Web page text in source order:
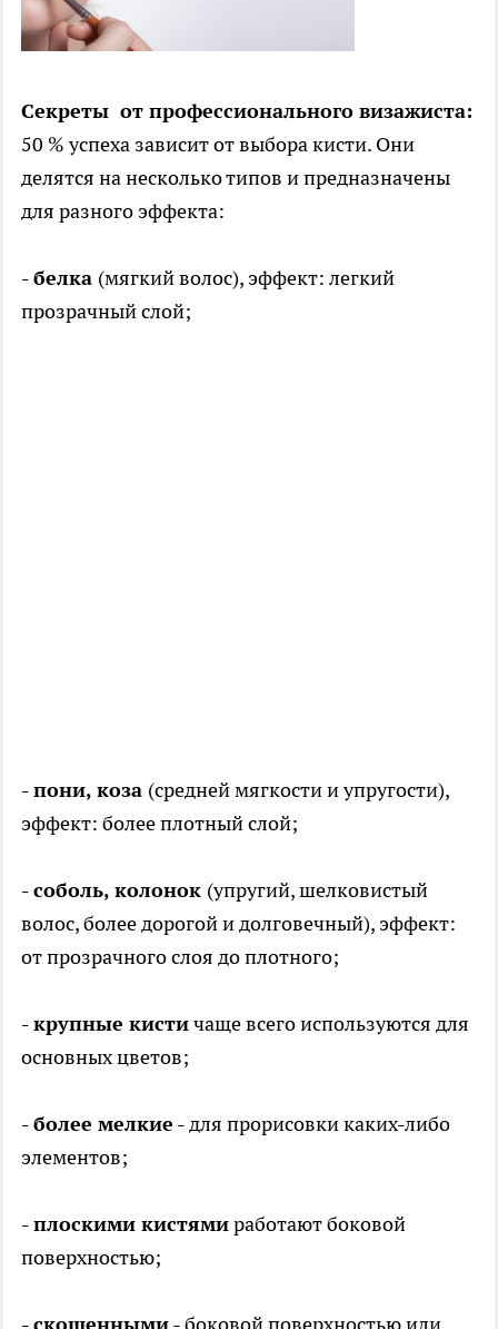
Секреты от профессионального визажиста:
50 % успеха зависит от выбора кисти. Они
делятся на несколько типов и предназначены
для разного эффекта:
- белка (мягкий волос), эффект: легкий
прозрачный слой;
- пони, коза (средней мягкости и упругости),
эффект: более плотный слой;
- соболь, колонок (упругий, шелковистый
волос, более дорогой и долговечный), эффект:
от прозрачного слоя до плотного;
- крупные кистичаще всего используются для
основных цветов;
- более мелкие - для прорисовки каких-либо
элементов;
- плоскими кистямиработают боковой
поверхностью;